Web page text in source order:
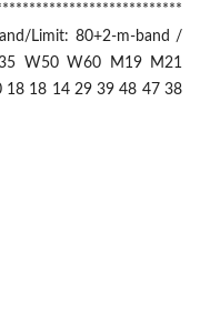
Limit: 80+2-m-band /
W50 W60 M19 M21
18 14 29 39 48 47 38